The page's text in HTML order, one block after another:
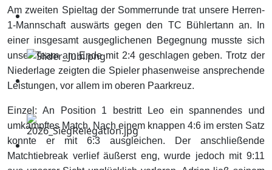
Am zweiten Spieltag der Sommerrunde trat unsere Herren-
1-Mannschaft auswärts gegen den TC Bühlertann an. In
einer insgesamt ausgeglichenen Begegnung musste sich
unser Team am Ende mit 2:4 geschlagen geben. Trotz der
Niederlage zeigten die Spieler phasenweise ansprechende
Leistungen, vor allem im oberen Paarkreuz.
Einzel: An Position 1 bestritt Leo ein spannendes und
umkämpftes Match. Nach einem knappen 4:6 im ersten Satz
konnte er mit 6:3 ausgleichen. Der anschließende
Matchtiebreak verlief äußerst eng, wurde jedoch mit 9:11